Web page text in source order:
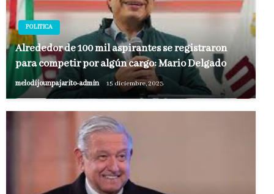
POLITICA
Alrededor de 100 mil aspirantes se registraron
para competir por algún cargo: Mario Delgado
melodijounpajarito-admin 15 diciembre, 2023